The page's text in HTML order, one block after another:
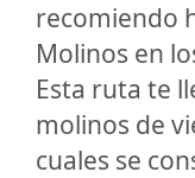
recomiendo
Molinos en
Esta ruta te
molinos de
cuales se